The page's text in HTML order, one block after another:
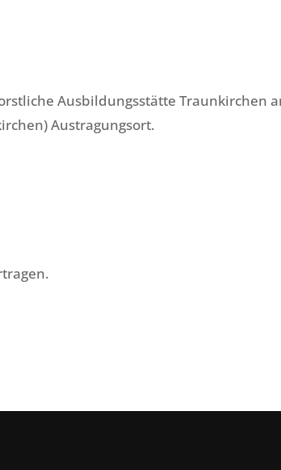
Ausbildungsstätte Traunkirchen
Austragungsort.